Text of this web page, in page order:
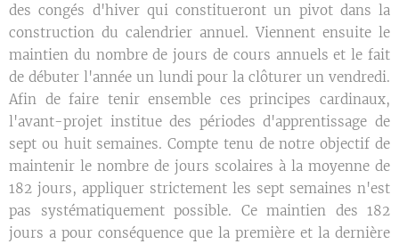
des congés d'hiver qui constitueront un pivot dans la
construction du calendrier annuel. Viennent ensuite le
maintien du nombre de jours de cours annuels et le fait
de débuter l'année un lundi pour la clôturer un vendredi.
Afin de faire tenir ensemble ces principes cardinaux,
l'avant-projet institue des périodes d'apprentissage de
sept ou huit semaines. Compte tenu de notre objectif de
maintenir le nombre de jours scolaires à la moyenne de
182 jours, appliquer strictement les sept semaines n'est
pas systématiquement possible. Ce maintien des 182
jours a pour conséquence que la première et la dernière